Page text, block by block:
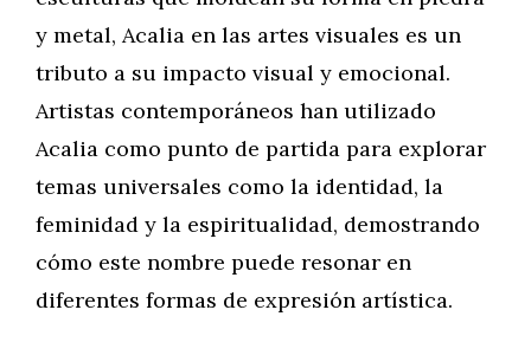
y metal, Acalia en las artes visuales es un
tributo a su impacto visual y emocional.
Artistas contemporáneos han utilizado
Acalia como punto de partida para explorar
temas universales como la identidad, la
feminidad y la espiritualidad, demostrando
cómo este nombre puede resonar en
diferentes formas de expresión artística.